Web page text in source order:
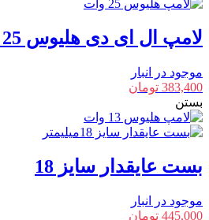
لامپ ال ای دی هلیوس 25 وات سهند آوا
موجود در انبار
383,400 تومان
بستن
بست عایقدار سایز 18
موجود در انبار
445,000 تومان